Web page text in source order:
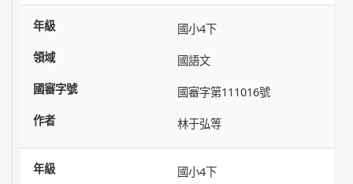
國小4下
國語文
國審字第111016號
林于弘等
國小4下